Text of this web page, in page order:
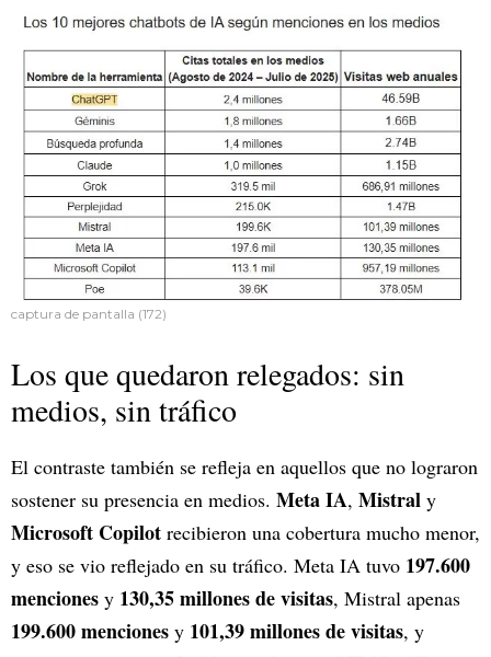
captura de pantalla (172)
Los que quedaron relegados: sin
medios, sin tráfico
El contraste también se refleja en aquellos que no lograron
sostener su presencia en medios. Meta IA, Mistral y
Microsoft Copilot recibieron una cobertura mucho menor,
y eso se vio reflejado en su tráfico. Meta IA tuvo 197.600
menciones y 130,35 millones de visitas, Mistral apenas
199.600 menciones y 101,39 millones de visitas, y